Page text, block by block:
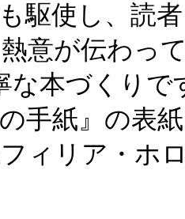
駆使し、読
意が伝わっ
な本づくり
の手紙』の表
ィリア・ホ